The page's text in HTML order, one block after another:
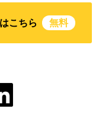
こちら 無料